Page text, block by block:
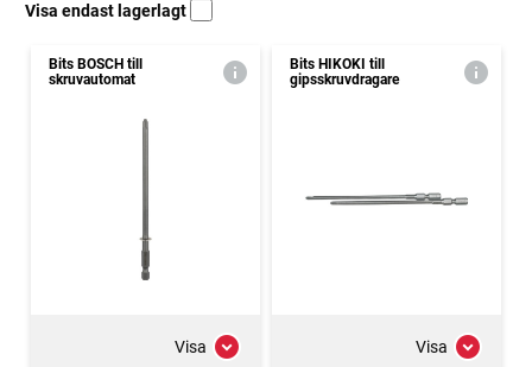
Visa endast lagerlagt
Bits BOSCH till
skruvautomat
Visa
Bits HIKOKI till
gipsskruvdragare
Visa